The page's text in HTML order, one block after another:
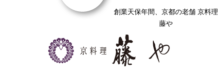
創業天保年間、京都の老舗 京料理
藤や